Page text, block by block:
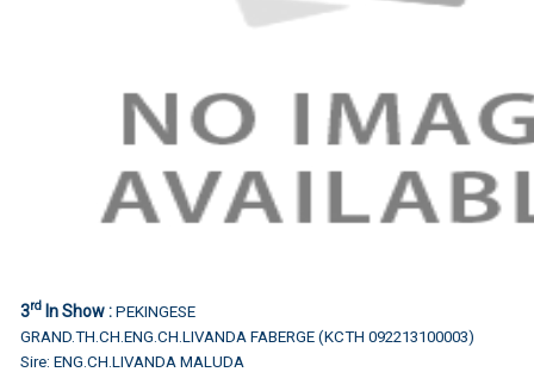
3rd In Show : PEKINGESE
GRAND.TH.CH.ENG.CH.LIVANDA FABERGE (KCTH 092213100003)
Sire: ENG.CH.LIVANDA MALUDA